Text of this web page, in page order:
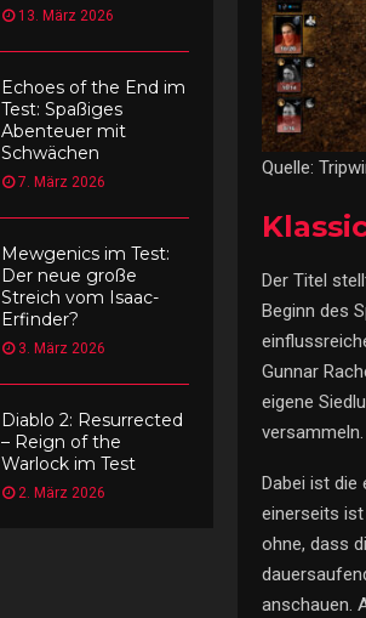
Quelle:
Der Titel
Beginn des
Gunnar
eigene
Dabei ist die
einerseits
ohne, dass
anschauen.
13. März 2026
Echoes of the End im
Test: Spaßiges
Abenteuer mit
Schwächen
7. März 2026
Mewgenics im Test:
Der neue große
Streich vom Isaac-
Erfinder?
3. März 2026
Diablo 2: Resurrected
– Reign of the
Warlock im Test
2. März 2026